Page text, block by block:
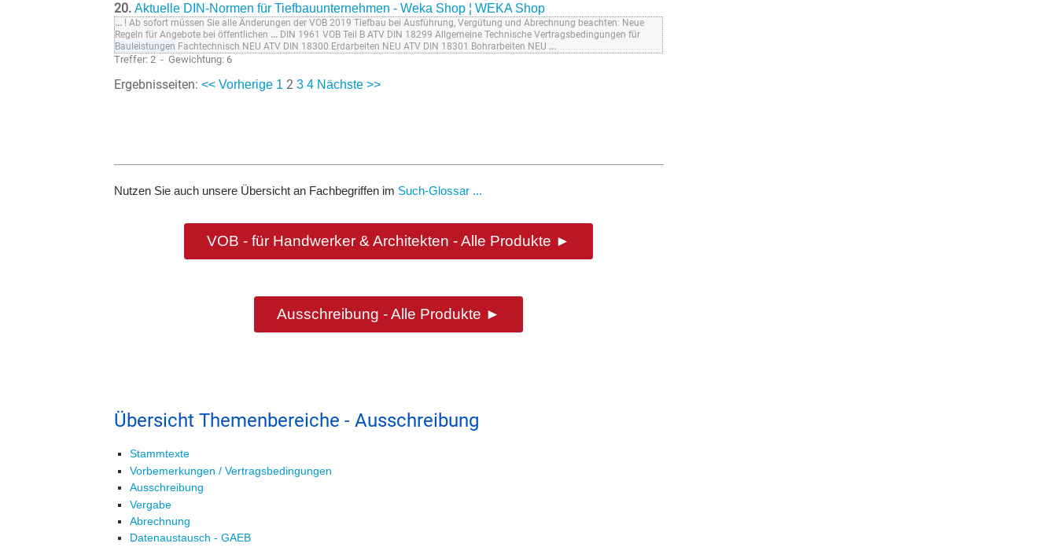
20. Aktuelle DIN-Normen für Tiefbauunternehmen - Weka Shop ¦ WEKA Shop
... ! Ab sofort müssen Sie alle Änderungen der VOB 2019 Tiefbau bei Ausführung, Vergütung und Abrechnung beachten: Neue
Regeln für Angebote bei öffentlichen ... DIN 1961 VOB Teil B ATV DIN 18299 Allgemeine Technische Vertragsbedingungen für
Bauleistungen Fachtechnisch NEU ATV DIN 18300 Erdarbeiten NEU ATV DIN 18301 Bohrarbeiten NEU ...
Treffer: 2 - Gewichtung: 6
Ergebnisseiten: << Vorherige 1 2 3 4 Nächste >>
Nutzen Sie auch unsere Übersicht an Fachbegriffen im Such-Glossar ...
VOB - für Handwerker & Architekten - Alle Produkte ►
Ausschreibung - Alle Produkte ►
Übersicht Themenbereiche - Ausschreibung
Stammtexte
Vorbemerkungen / Vertragsbedingungen
Ausschreibung
Vergabe
Abrechnung
Datenaustausch - GAEB